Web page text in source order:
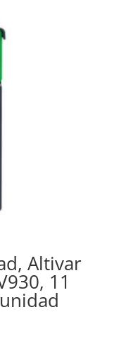
Altivar
11